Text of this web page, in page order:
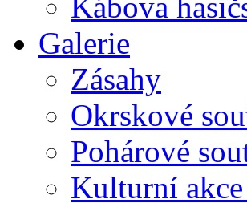
Galerie
Zásahy
Okrskové
Pohárové
Kulturní